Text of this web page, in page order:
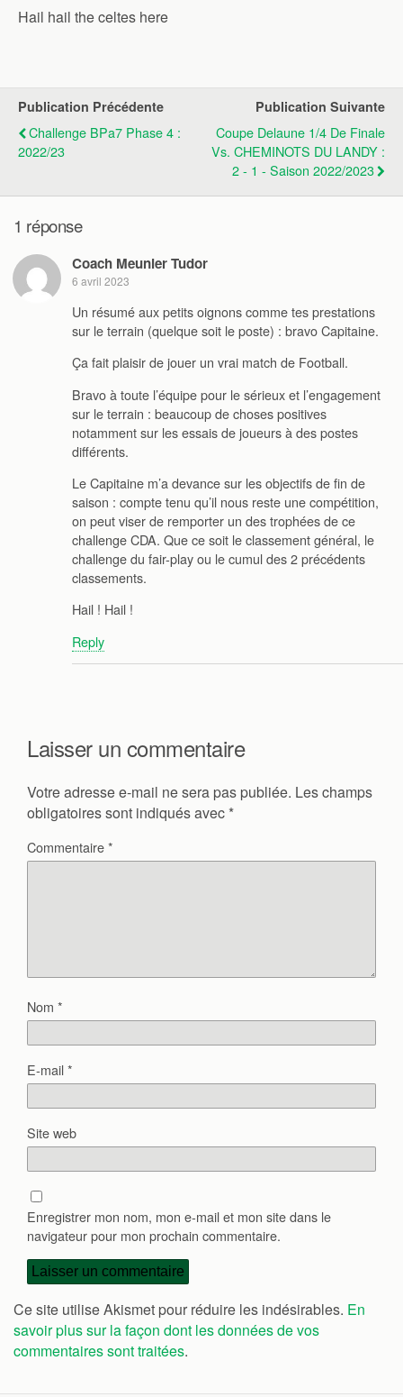
Hail hail the celtes here
Publication Précédente
Challenge BPa7 Phase 4 :
2022/23
Publication Suivante
Coupe Delaune 1/4 De Finale
Vs. CHEMINOTS DU LANDY :
2 - 1 - Saison 2022/2023
1 réponse
Coach Meunier Tudor
6 avril 2023
Un résumé aux petits oignons comme tes prestations
sur le terrain (quelque soit le poste) : bravo Capitaine.
Ça fait plaisir de jouer un vrai match de Football.
Bravo à toute l’équipe pour le sérieux et l’engagement
sur le terrain : beaucoup de choses positives
notamment sur les essais de joueurs à des postes
différents.
Le Capitaine m’a devance sur les objectifs de fin de
saison : compte tenu qu’il nous reste une compétition,
on peut viser de remporter un des trophées de ce
challenge CDA. Que ce soit le classement général, le
challenge du fair-play ou le cumul des 2 précédents
classements.
Hail ! Hail !
Reply
Laisser un commentaire
Votre adresse e-mail ne sera pas publiée. Les champs
obligatoires sont indiqués avec *
Commentaire*
Nom *
E-mail*
Site web
Enregistrer mon nom, mon e-mail et mon site dans le
navigateur pour mon prochain commentaire.
Ce site utilise Akismet pour réduire les indésirables. En
savoir plus sur la façon dont les données de vos
commentaires sont traitées.